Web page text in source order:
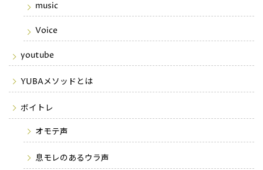
music
Voice
youtube
YUBAメソッドとは
ボイトレ
オモテ声
息モレのあるウラ声